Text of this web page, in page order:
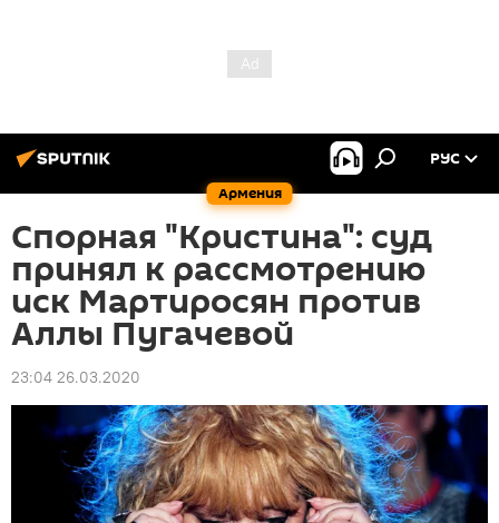
Армения
РУС
Спорная "Кристина": суд
принял к рассмотрению
иск Мартиросян против
Аллы Пугачевой
23:04 26.03.2020